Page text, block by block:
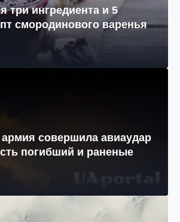
три ингредиента и 5
смородинового варенья
армия совершила авиаудар
погибший и раненые